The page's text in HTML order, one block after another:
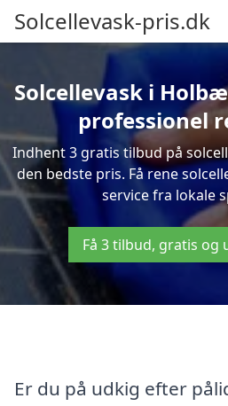
Solcellevask-pris.dk
Solcellevask i
professionel
Indhent 3 gratis tilbud på
den bedste pris. Få rene
service fra lokale
Få 3 tilbud, gratis og
Er du på udkig efter